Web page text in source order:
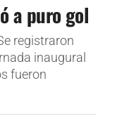
a puro gol
registraron
inaugural
fueron